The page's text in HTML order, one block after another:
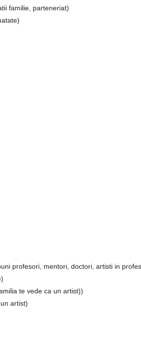
familie, parteneriat)
profesori, mentori, doctori, artisti in
te vede ca un artist))
artist)